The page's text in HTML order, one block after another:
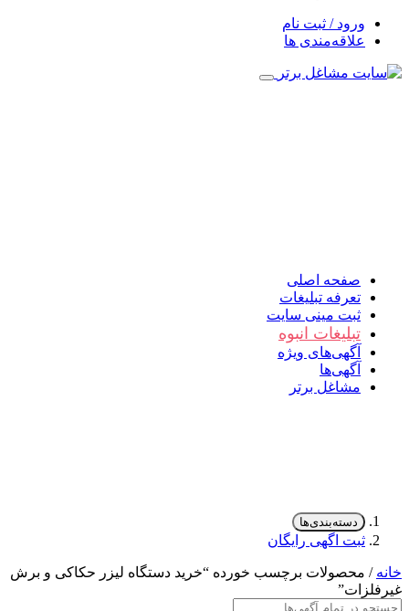
ورود / ثبت نام
علاقه‌مندی ها
صفحه اصلی
تعرفه تبلیغات
ثبت مینی سایت
تبلیغات انبوه
آگهی‌های ویژه
آگهی‌ها
مشاغل برتر
دسته‌بندی‌ها
ثبت اگهی رایگان
خانه / محصولات برچسب خورده “خرید دستگاه لیزر حکاکی و برش
غیرفلزات”